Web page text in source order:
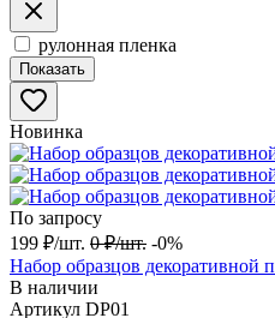
рулонная пленка
Показать
Новинка
По запросу
199 ₽/шт. 0 ₽/шт. -0%
Набор образцов декоративной
В наличии
Артикул DP01